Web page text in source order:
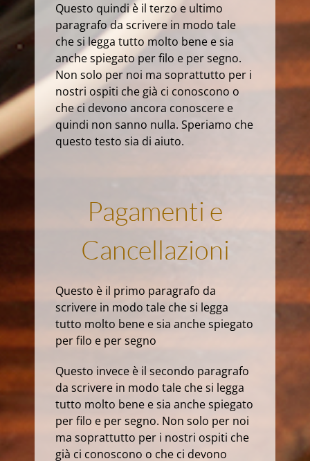
Questo quindi è il terzo e ultimo
paragrafo da scrivere in modo tale
che si legga tutto molto bene e sia
anche spiegato per filo e per segno.
Non solo per noi ma soprattutto per i
nostri ospiti che già ci conoscono o
che ci devono ancora conoscere e
quindi non sanno nulla. Speriamo che
questo testo sia di aiuto.
Pagamenti e
Cancellazioni
Questo è il primo paragrafo da
scrivere in modo tale che si legga
tutto molto bene e sia anche spiegato
per filo e per segno
Questo invece è il secondo paragrafo
da scrivere in modo tale che si legga
tutto molto bene e sia anche spiegato
per filo e per segno. Non solo per noi
ma soprattutto per i nostri ospiti che
già ci conoscono o che ci devono